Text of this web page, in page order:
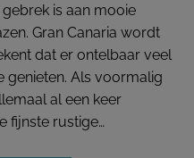
gebrek is aan mooie
Gran Canaria wordt
dat er ontelbaar veel
genieten. Als voormalig
al een keer
fijnste rustige…